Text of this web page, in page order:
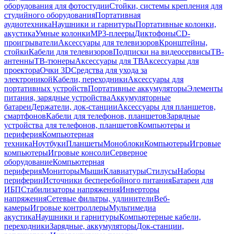
оборудования для фотостудииСтойки, системы крепления для
студийного оборудованияПортативная
аудиотехникаНаушники и гарнитурыПортативные колонки,
акустикаУмные колонкиMP3-плеерыДиктофоныCD-
проигрывателиАксессуары для телевизоровКронштейны,
стойкиКабели для телевизоровПодписки на видеосервисыТВ-
антенныТВ-тюнерыАксессуары для ТВАксессуары для
проектораОчки 3DСредства для ухода за
электроникойКабели, переходникиАксессуары для
портативных устройствПортативные аккумуляторыЭлементы
питания, зарядные устройстваАккумуляторные
батареиДержатели, док-станцииАксессуары для планшетов,
смартфоновКабели для телефонов, планшетовЗарядные
устройства для телефонов, планшетовКомпьютеры и
периферияКомпьютерная
техникаНоутбукиПланшетыМоноблокиКомпьютерыИгровые
компьютерыИгровые консолиСерверное
оборудованиеКомпьютерная
периферияМониторыМышиКлавиатурыСтилусыНаборы
периферииИсточники бесперебойного питанияБатареи для
ИБПСтабилизаторы напряженияИнверторы
напряженияСетевые фильтры, удлинителиВеб-
камерыИгровые контроллерыМультимедиа
акустикаНаушники и гарнитурыКомпьютерные кабели,
переходникиЗарядные, аккумуляторыДок-станции,